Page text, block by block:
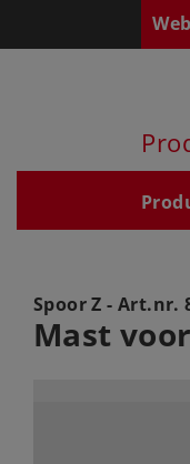
Spoor Z - Art.nr.
Mast